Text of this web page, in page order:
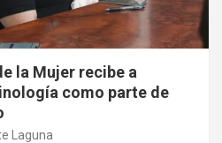
la Mujer recibe a
como parte de
Laguna